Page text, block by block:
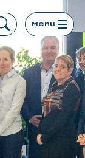
Menu